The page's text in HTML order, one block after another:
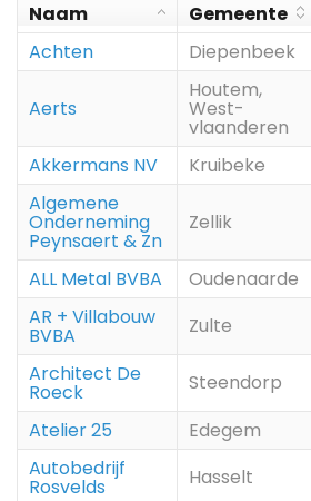
Naam Gemeente
Achten
Diepenbeek
Aerts
Houtem,
West-
vlaanderen
Akkermans NV Kruibeke
Algemene
Onderneming
Peynsaert & Zn
Zellik
ALL Metal BVBA Oudenaarde
AR + Villabouw
BVBA Zulte
Architect De
Roeck Steendorp
Atelier 25
Edegem
Autobedrijf
Rosvelds Hasselt